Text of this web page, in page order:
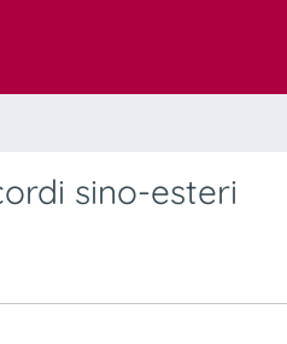
sino-esteri